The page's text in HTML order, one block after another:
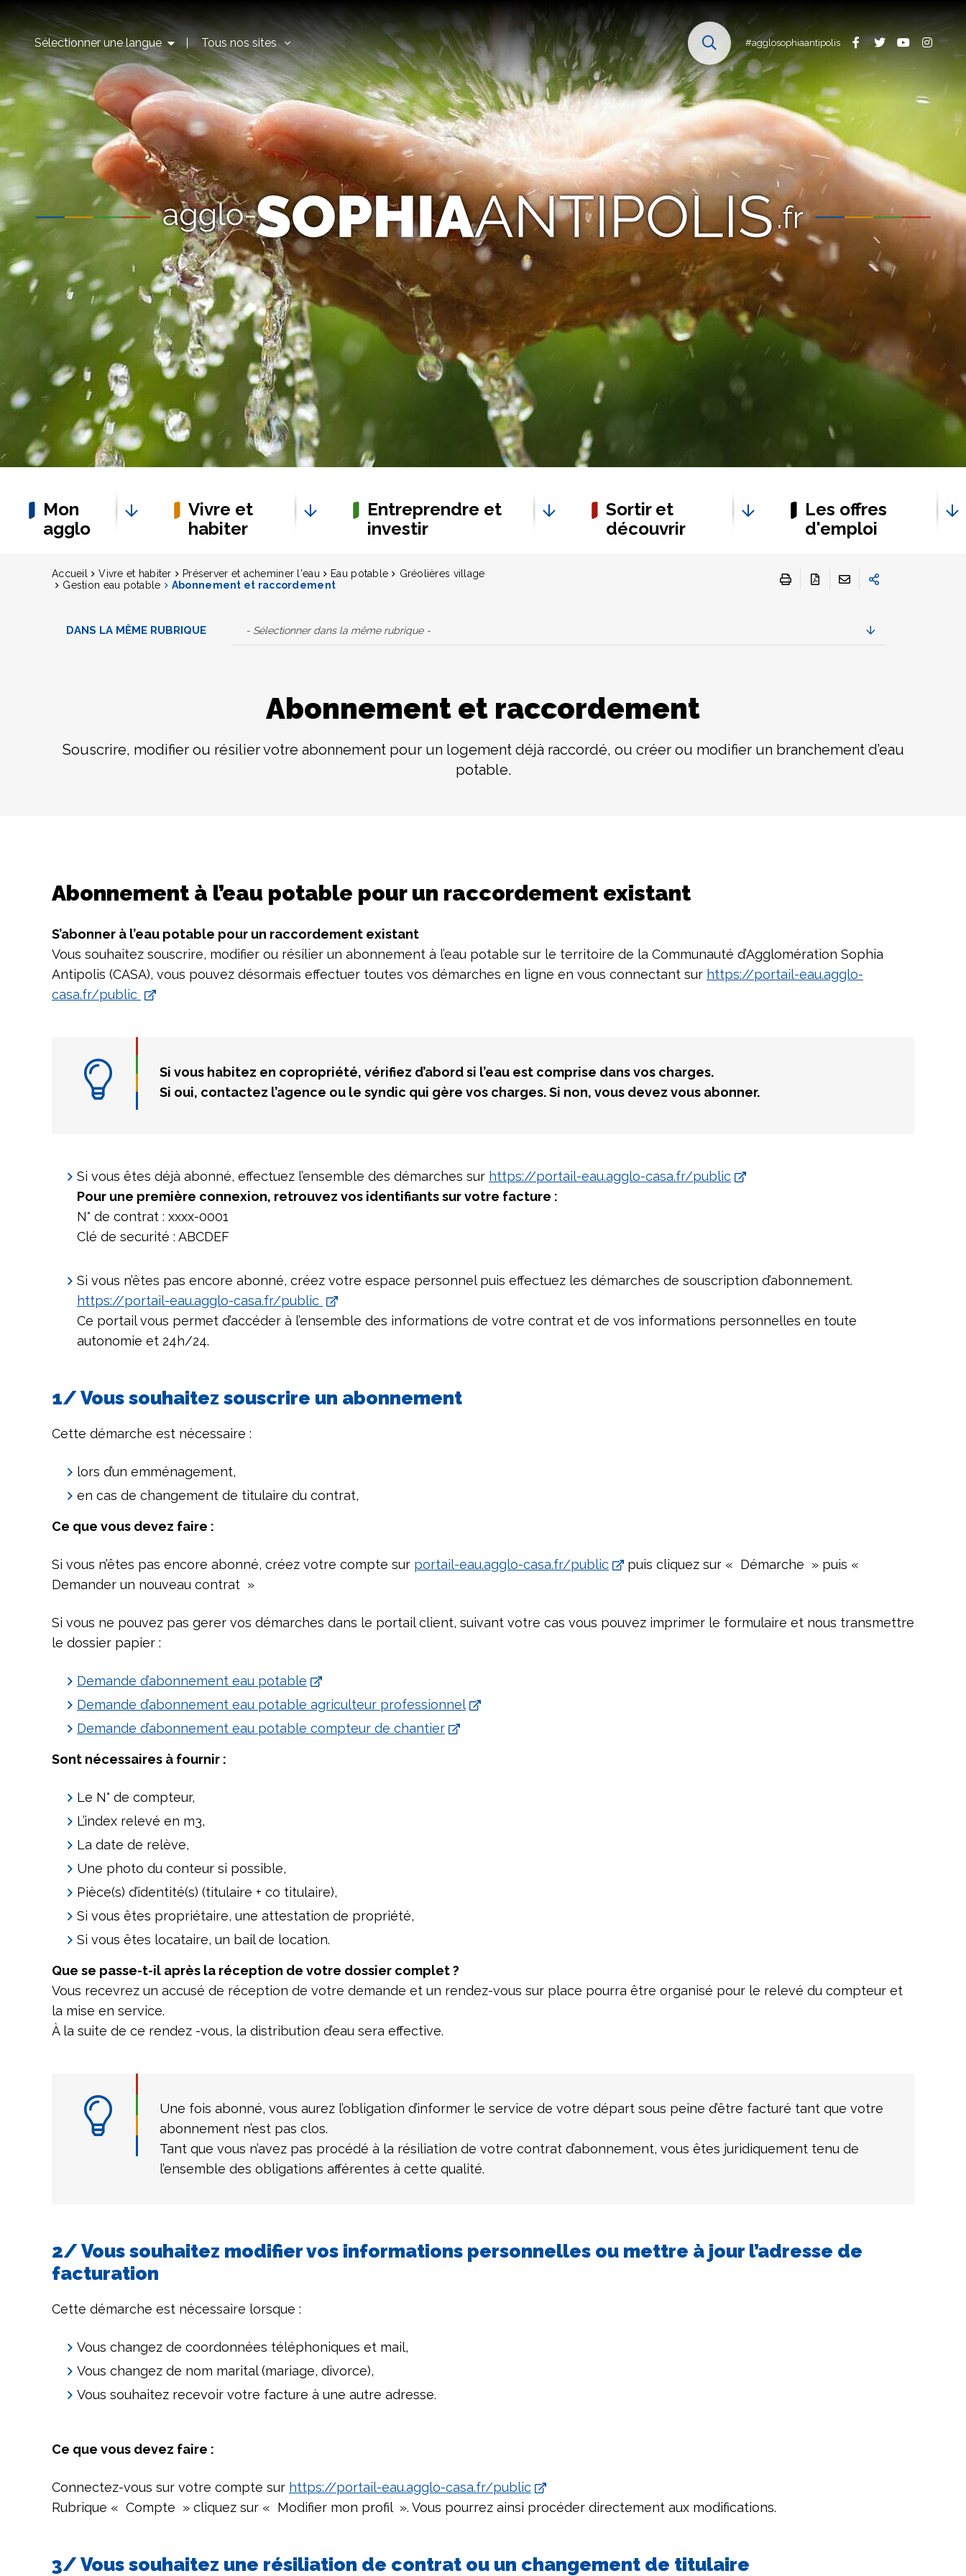
Sélectionner une langue Tous nos sites #agglosophiaantipolis
Mon
agglo
Vivre et
habiter
Entreprendre et
investir
Sortir et
découvrir
Les offres
d'emploi
Accueil Vivre et habiter Préserver et acheminer l'eau Eau potable
Gréolières village
Gestion eau potable
Abonnement et raccordement
DANS LA MÊME RUBRIQUE - Sélectionner dans la même rubrique -
Abonnement et raccordement
Souscrire, modifier ou résilier votre abonnement pour un logement déjà raccordé, ou créer ou modifier un branchement d’eau
potable.
Abonnement à l’eau potable pour un raccordement existant
S’abonner à l’eau potable pour un raccordement existant
Vous souhaitez souscrire, modifier ou résilier un abonnement à l’eau potable sur le territoire de la Communauté d’Agglomération Sophia
Antipolis (CASA), vous pouvez désormais effectuer toutes vos démarches en ligne en vous connectant sur https://portail-eau.agglo-
casa.fr/public
Si vous habitez en copropriété, vérifiez d’abord si l’eau est comprise dans vos charges.
Si oui, contactez l’agence ou le syndic qui gère vos charges. Si non, vous devez vous abonner.
Si vous êtes déjà abonné, effectuez l’ensemble des démarches sur https://portail-eau.agglo-casa.fr/public
Pour une première connexion, retrouvez vos identifiants sur votre facture :
N° de contrat : xxxx-0001
Clé de securité : ABCDEF
Si vous n’êtes pas encore abonné, créez votre espace personnel puis effectuez les démarches de souscription d’abonnement.
https://portail-eau.agglo-casa.fr/public
Ce portail vous permet d’accéder à l’ensemble des informations de votre contrat et de vos informations personnelles en toute
autonomie et 24h/24.
1/ Vous souhaitez souscrire un abonnement
Cette démarche est nécessaire :
lors d’un emménagement,
en cas de changement de titulaire du contrat,
Ce que vous devez faire :
Si vous n’êtes pas encore abonné, créez votre compte sur portail-eau.agglo-casa.fr/public
puis cliquez sur « Démarche » puis «
Demander un nouveau contrat »
Si vous ne pouvez pas gerer vos démarches dans le portail client, suivant votre cas vous pouvez imprimer le formulaire et nous transmettre
le dossier papier :
Demande d’abonnement eau potable
Demande d’abonnement eau potable agriculteur professionnel
Demande d’abonnement eau potable compteur de chantier
Sont nécessaires à fournir :
Le N° de compteur,
L’index relevé en m3,
La date de relève,
Une photo du conteur si possible,
Pièce(s) d’identité(s) (titulaire + co titulaire),
Si vous êtes propriétaire, une attestation de propriété,
Si vous êtes locataire, un bail de location.
Que se passe-t-il après la réception de votre dossier complet ?
Vous recevrez un accusé de réception de votre demande et un rendez-vous sur place pourra être organisé pour le relevé du compteur et
la mise en service.
À la suite de ce rendez -vous, la distribution d’eau sera effective.
Une fois abonné, vous aurez l’obligation d’informer le service de votre départ sous peine d’être facturé tant que votre
abonnement n’est pas clos.
Tant que vous n’avez pas procédé à la résiliation de votre contrat d’abonnement, vous êtes juridiquement tenu de
l’ensemble des obligations afférentes à cette qualité.
2/ Vous souhaitez modifier vos informations personnelles ou mettre à jour l’adresse de
facturation
Cette démarche est nécessaire lorsque :
Vous changez de coordonnées téléphoniques et mail,
Vous changez de nom marital (mariage, divorce),
Vous souhaitez recevoir votre facture à une autre adresse.
Ce que vous devez faire :
Connectez-vous sur votre compte sur https://portail-eau.agglo-casa.fr/public
Rubrique « Compte » cliquez sur « Modifier mon profil ». Vous pourrez ainsi procéder directement aux modifications.
3/ Vous souhaitez une résiliation de contrat ou un changement de titulaire